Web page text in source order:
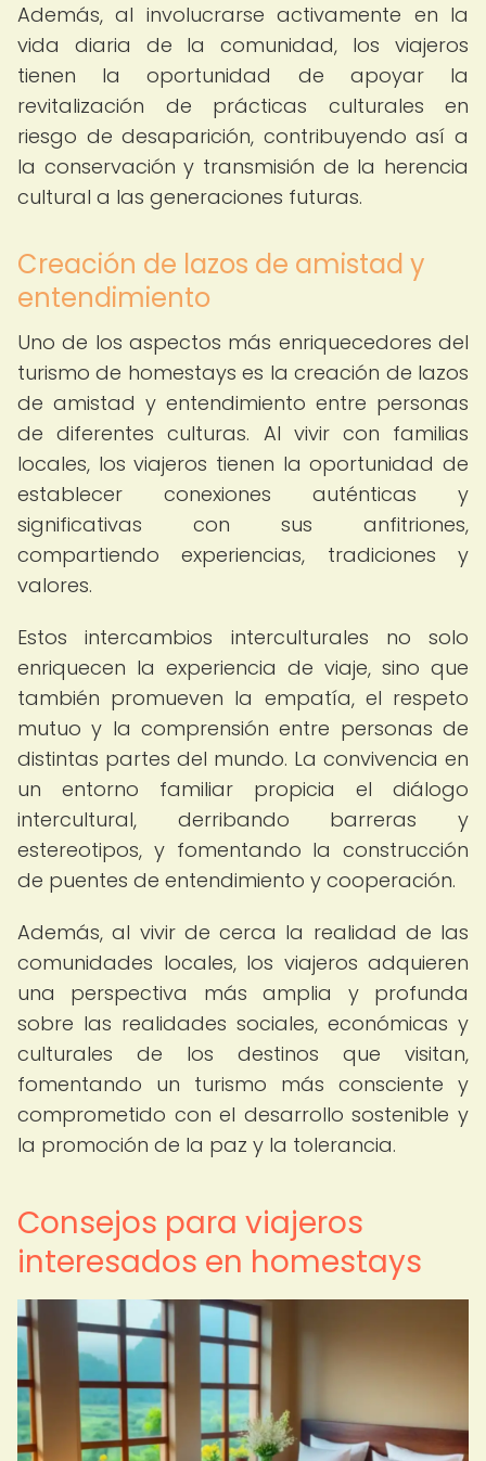
Además, al involucrarse activamente en la
vida diaria de la comunidad, los viajeros
tienen la oportunidad de apoyar la
revitalización de prácticas culturales en
riesgo de desaparición, contribuyendo así a
la conservación y transmisión de la herencia
cultural a las generaciones futuras.
Creación de lazos de amistad y
entendimiento
Uno de los aspectos más enriquecedores del
turismo de homestays es la creación de lazos
de amistad y entendimiento entre personas
de diferentes culturas. Al vivir con familias
locales, los viajeros tienen la oportunidad de
establecer conexiones auténticas y
significativas con sus anfitriones,
compartiendo experiencias, tradiciones y
valores.
Estos intercambios interculturales no solo
enriquecen la experiencia de viaje, sino que
también promueven la empatía, el respeto
mutuo y la comprensión entre personas de
distintas partes del mundo. La convivencia en
un entorno familiar propicia el diálogo
intercultural, derribando barreras y
estereotipos, y fomentando la construcción
de puentes de entendimiento y cooperación.
Además, al vivir de cerca la realidad de las
comunidades locales, los viajeros adquieren
una perspectiva más amplia y profunda
sobre las realidades sociales, económicas y
culturales de los destinos que visitan,
fomentando un turismo más consciente y
comprometido con el desarrollo sostenible y
la promoción de la paz y la tolerancia.
Consejos para viajeros
interesados en homestays